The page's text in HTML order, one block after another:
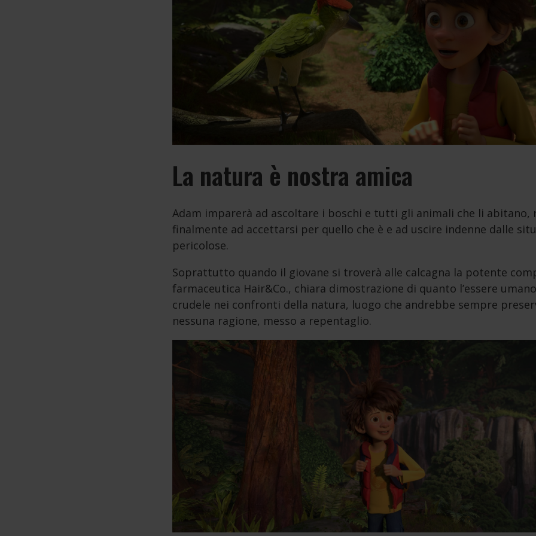
La natura è nostra amica
Adam imparerà ad ascoltare i boschi e tutti gli animali che li abitano,
finalmente ad accettarsi per quello che è e ad uscire indenne dalle
pericolose.
Soprattutto quando il giovane si troverà alle calcagna la potente
farmaceutica Hair&Co., chiara dimostrazione di quanto l’essere
crudele nei confronti della natura, luogo che andrebbe sempre
nessuna ragione, messo a repentaglio.